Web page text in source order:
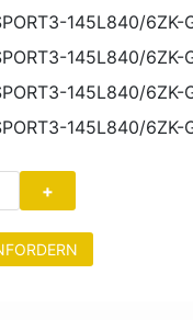
145L840/6ZK-
145L840/6ZK-
145L840/6ZK-
145L840/6ZK-